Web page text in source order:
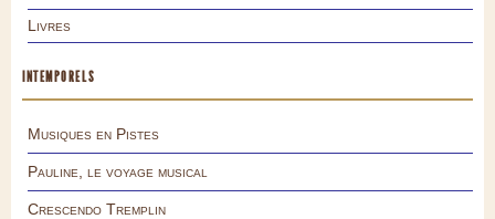
Livres
INTEMPORELS
Musiques en Pistes
Pauline, le voyage musical
Crescendo Tremplin